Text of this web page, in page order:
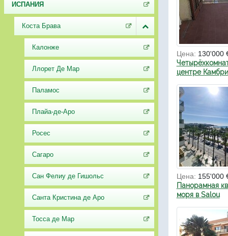
ИСПАНИЯ
Коста Брава
Калонже
Ллорет Де Мар
Паламос
Плайа-де-Аро
Росес
Сагаро
Сан Фелиу де Гишольс
Санта Кристина де Аро
Тосса де Мар
Цена: 130'000
центре
Цена: 155'000
Панорамная
моря в Salou